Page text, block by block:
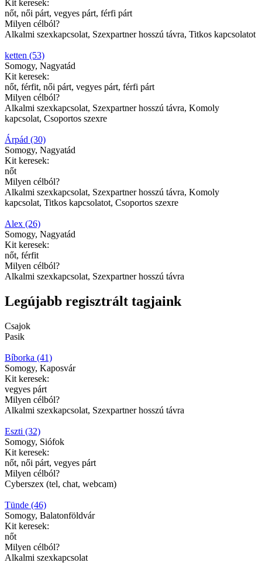
Kit keresek:
nőt, női párt, vegyes párt, férfi párt
Milyen célból?
Alkalmi szexkapcsolat, Szexpartner hosszú távra, Titkos kapcsolatot
ketten (53)
Somogy, Nagyatád
Kit keresek:
nőt, férfit, női párt, vegyes párt, férfi párt
Milyen célból?
Alkalmi szexkapcsolat, Szexpartner hosszú távra, Komoly
kapcsolat, Csoportos szexre
Árpád (30)
Somogy, Nagyatád
Kit keresek:
nőt
Milyen célból?
Alkalmi szexkapcsolat, Szexpartner hosszú távra, Komoly
kapcsolat, Titkos kapcsolatot, Csoportos szexre
Alex (26)
Somogy, Nagyatád
Kit keresek:
nőt, férfit
Milyen célból?
Alkalmi szexkapcsolat, Szexpartner hosszú távra
Legújabb regisztrált tagjaink
Csajok
Pasik
Bíborka (41)
Somogy, Kaposvár
Kit keresek:
vegyes párt
Milyen célból?
Alkalmi szexkapcsolat, Szexpartner hosszú távra
Eszti (32)
Somogy, Siófok
Kit keresek:
nőt, női párt, vegyes párt
Milyen célból?
Cyberszex (tel, chat, webcam)
Tünde (46)
Somogy, Balatonföldvár
Kit keresek:
nőt
Milyen célból?
Alkalmi szexkapcsolat